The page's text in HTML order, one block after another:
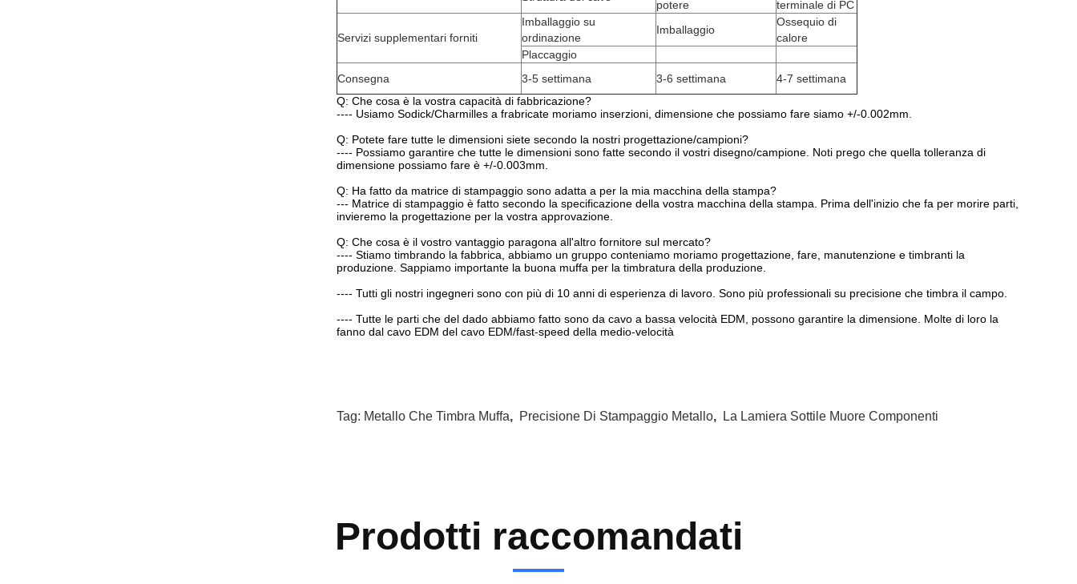
potere
terminale di PC
Servizi supplementari forniti
Imballaggio su
ordinazione
Imballaggio
Ossequio di
calore
Placcaggio
Consegna
3-5 settimana 3-6 settimana
4-7 settimana
Q: Che cosa è la vostra capacità di fabbricazione?
---- Usiamo Sodick/Charmilles a frabricate moriamo inserzioni, dimensione che possiamo fare siamo +/-0.002mm.
Q: Potete fare tutte le dimensioni siete secondo la nostri progettazione/campioni?
---- Possiamo garantire che tutte le dimensioni sono fatte secondo il vostri disegno/campione. Noti prego che quella tolleranza di
dimensione possiamo fare è +/-0.003mm.
Q: Ha fatto da matrice di stampaggio sono adatta a per la mia macchina della stampa?
--- Matrice di stampaggio è fatto secondo la specificazione della vostra macchina della stampa. Prima dell'inizio che fa per morire parti,
invieremo la progettazione per la vostra approvazione.
Q: Che cosa è il vostro vantaggio paragona all'altro fornitore sul mercato?
---- Stiamo timbrando la fabbrica, abbiamo un gruppo conteniamo moriamo progettazione, fare, manutenzione e timbranti la
produzione. Sappiamo importante la buona muffa per la timbratura della produzione.
---- Tutti gli nostri ingegneri sono con più di 10 anni di esperienza di lavoro. Sono più professionali su precisione che timbra il campo.
---- Tutte le parti che del dado abbiamo fatto sono da cavo a bassa velocità EDM, possono garantire la dimensione. Molte di loro la
fanno dal cavo EDM del cavo EDM/fast-speed della medio-velocità
Tag: Metallo Che Timbra Muffa, Precisione Di Stampaggio Metallo, La Lamiera Sottile Muore Componenti
Prodotti raccomandati